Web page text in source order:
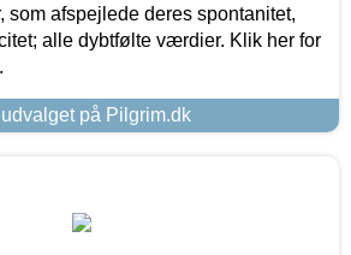
som afspejlede deres spontanitet,
alle dybtfølte værdier. Klik her for
på Pilgrim.dk